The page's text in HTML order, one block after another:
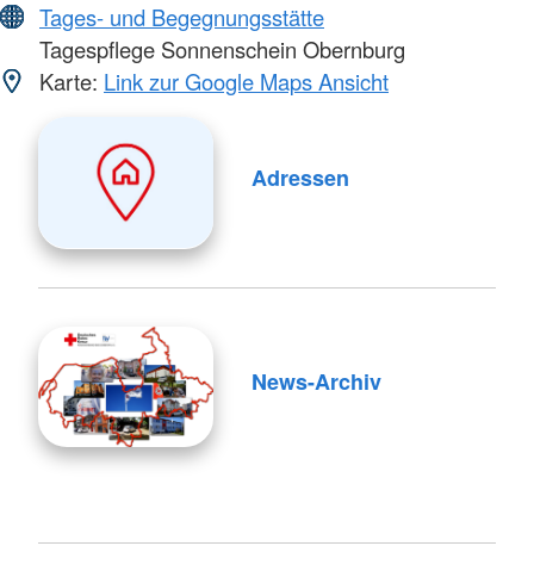
Tages- und Begegnungsstätte
Tagespflege Sonnenschein Obernburg
Karte: Link zur Google Maps Ansicht
Adressen
News-Archiv